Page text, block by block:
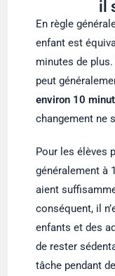
il
En règle
enfant est
minutes de plus.
peut
environ 10
changement ne
Pour les élèves
généralement à
aient
conséquent, il
enfants et des
de rester
tâche pendant